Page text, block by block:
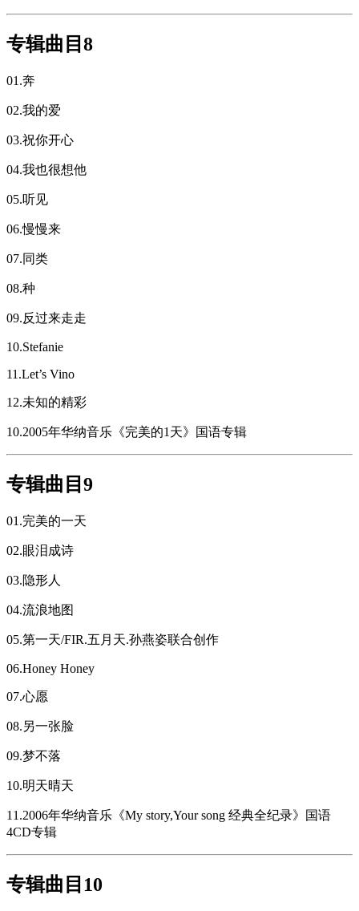
专辑曲目8
01.奔
02.我的爱
03.祝你开心
04.我也很想他
05.听见
06.慢慢来
07.同类
08.种
09.反过来走走
10.Stefanie
11.Let’s Vino
12.未知的精彩
10.2005年华纳音乐《完美的1天》国语专辑
专辑曲目9
01.完美的一天
02.眼泪成诗
03.隐形人
04.流浪地图
05.第一天/FIR.五月天.孙燕姿联合创作
06.Honey Honey
07.心愿
08.另一张脸
09.梦不落
10.明天晴天
11.2006年华纳音乐《My story,Your song 经典全纪录》国语
4CD专辑
专辑曲目10